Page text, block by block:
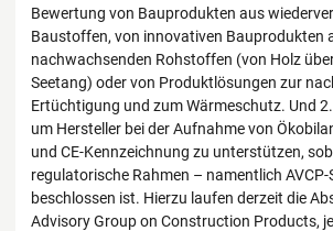
Bewertung von Bauprodukten aus
Baustoffen, von innovativen Bauprodukten
nachwachsenden Rohstoffen (von Holz
Seetang) oder von Produktlösungen zur
Ertüchtigung und zum Wärmeschutz. Und
um Hersteller bei der Aufnahme von
und CE-Kennzeichnung zu unterstützen,
regulatorische Rahmen – namentlich AVCP-
beschlossen ist. Hierzu laufen derzeit die
Advisory Group on Construction Products,